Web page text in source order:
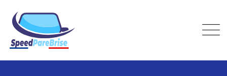
content
Speed Pare-Brise France